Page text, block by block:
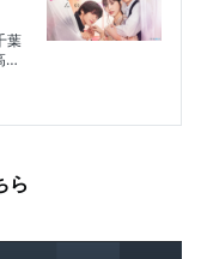
葉
悠
ア
ら